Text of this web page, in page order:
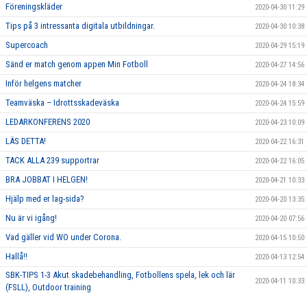
Föreningskläder 2020-04-30 11:29
Tips på 3 intressanta digitala utbildningar. 2020-04-30 10:38
Supercoach 2020-04-29 15:19
Sänd er match genom appen Min Fotboll 2020-04-27 14:56
Inför helgens matcher 2020-04-24 18:34
Teamväska – Idrottsskadeväska 2020-04-24 15:59
LEDARKONFERENS 2020 2020-04-23 10:09
LÄS DETTA! 2020-04-22 16:31
TACK ALLA 239 supportrar 2020-04-22 16:05
BRA JOBBAT I HELGEN! 2020-04-21 10:33
Hjälp med er lag-sida? 2020-04-20 13:35
Nu är vi igång! 2020-04-20 07:56
Vad gäller vid WO under Corona. 2020-04-15 10:50
Hallå!! 2020-04-13 12:54
SBK-TIPS 1-3 Akut skadebehandling, Fotbollens spela, lek och lär
(FSLL), Outdoor training
2020-04-11 10:33